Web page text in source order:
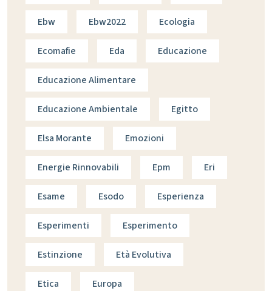
Ebw Ebw2022 Ecologia
Ecomafie Eda Educazione
Educazione Alimentare
Educazione Ambientale Egitto
Elsa Morante Emozioni
Energie Rinnovabili Epm Eri
Esame Esodo Esperienza
Esperimenti Esperimento
Estinzione Età Evolutiva
Etica Europa